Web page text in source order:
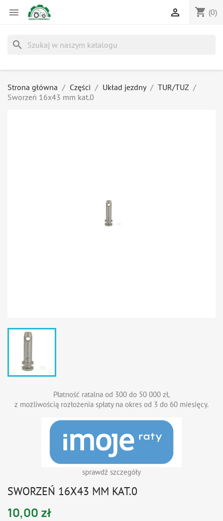
 shopping_cart (0)

search
Strona główna Części Układ jezdny
TUR/TUZ
Sworzeń 16x43 mm kat.0
Płatność ratalna od 300 do 50 000 zł,
z możliwością rozłożenia spłaty na okres od 3 do 60 miesięcy.
sprawdź szczegóły
SWORZEŃ 16X43 MM KAT.0
10,00 zł